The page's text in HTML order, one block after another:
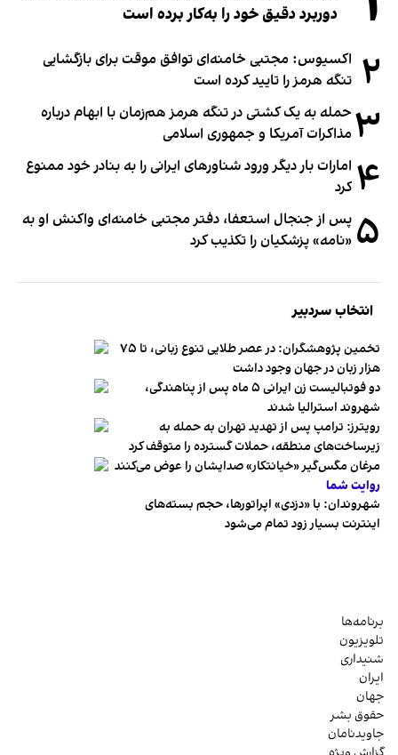
دوربرد دقیق خود را به‌کار برده است
۲ اکسیوس: مجتبی خامنه‌ای توافق موقت برای بازگشایی
تنگه هرمز را تایید کرده است
۳ حمله به یک کشتی در تنگه هرمز هم‌زمان با ابهام درباره
مذاکرات آمریکا و جمهوری اسلامی
۴ امارات بار دیگر ورود شناورهای ایرانی را به بنادر خود ممنوع
کرد
۵ پس از جنجال استعفا، دفتر مجتبی خامنه‌ای واکنش او به
«نامه» پزشکیان را تکذیب کرد
انتخاب سردبیر
تخمین پژوهشگران: در عصر طلایی تنوع زبانی، تا ۷۵
هزار زبان در جهان وجود داشت
دو فوتبالیست زن ایرانی ۵ ماه پس از پناهندگی،
شهروند استرالیا شدند
رویترز: ترامپ پس از تهدید تهران به حمله به
زیرساخت‌های منطقه، حملات گسترده را متوقف کرد
مرغان مگس‌گیر «خیانتکار» صدایشان را عوض می‌کنند
روایت شما
شهروندان:‌ با «دزدی» اپراتورها، حجم بسته‌های
اینترنت بسیار زود تمام می‌شود
برنامه‌ها
تلویزیون
شنیداری
ایران
جهان
حقوق بشر
جاویدنامان